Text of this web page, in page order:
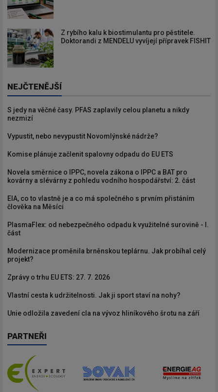
Z rybího kalu k biostimulantu pro pěstitele.
Doktorandi z MENDELU vyvíjejí přípravek FISHIT
NEJČTENĚJŠÍ
S jedy na věčné časy. PFAS zaplavily celou planetu a nikdy
nezmizí
Vypustit, nebo nevypustit Novomlýnské nádrže?
Komise plánuje začlenit spalovny odpadu do EU ETS
Novela směrnice o IPPC, novela zákona o IPPC a BAT pro
kovárny a slévárny z pohledu vodního hospodářství: 2. část
EIA, co to vlastně je a co má společného s prvním přistáním
člověka na Měsíci
PlasmaFlex: od nebezpečného odpadu k využitelné surovině - I.
část
Modernizace proměnila brněnskou teplárnu. Jak probíhal celý
projekt?
Zprávy o trhu EU ETS: 27. 7. 2026
Vlastní cesta k udržitelnosti. Jak ji sport staví na nohy?
Unie odložila zavedení cla na vývoz hliníkového šrotu na září
PARTNEŘI